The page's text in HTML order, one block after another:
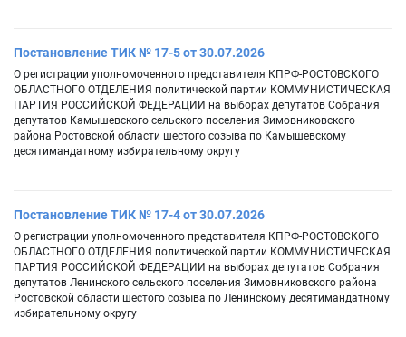
Постановление ТИК № 17-5 от 30.07.2026
О регистрации уполномоченного представителя КПРФ-РОСТОВСКОГО
ОБЛАСТНОГО ОТДЕЛЕНИЯ политической партии КОММУНИСТИЧЕСКАЯ
ПАРТИЯ РОССИЙСКОЙ ФЕДЕРАЦИИ на выборах депутатов Собрания
депутатов Камышевского сельского поселения Зимовниковского
района Ростовской области шестого созыва по Камышевскому
десятимандатному избирательному округу
Постановление ТИК № 17-4 от 30.07.2026
О регистрации уполномоченного представителя КПРФ-РОСТОВСКОГО
ОБЛАСТНОГО ОТДЕЛЕНИЯ политической партии КОММУНИСТИЧЕСКАЯ
ПАРТИЯ РОССИЙСКОЙ ФЕДЕРАЦИИ на выборах депутатов Собрания
депутатов Ленинского сельского поселения Зимовниковского района
Ростовской области шестого созыва по Ленинскому десятимандатному
избирательному округу